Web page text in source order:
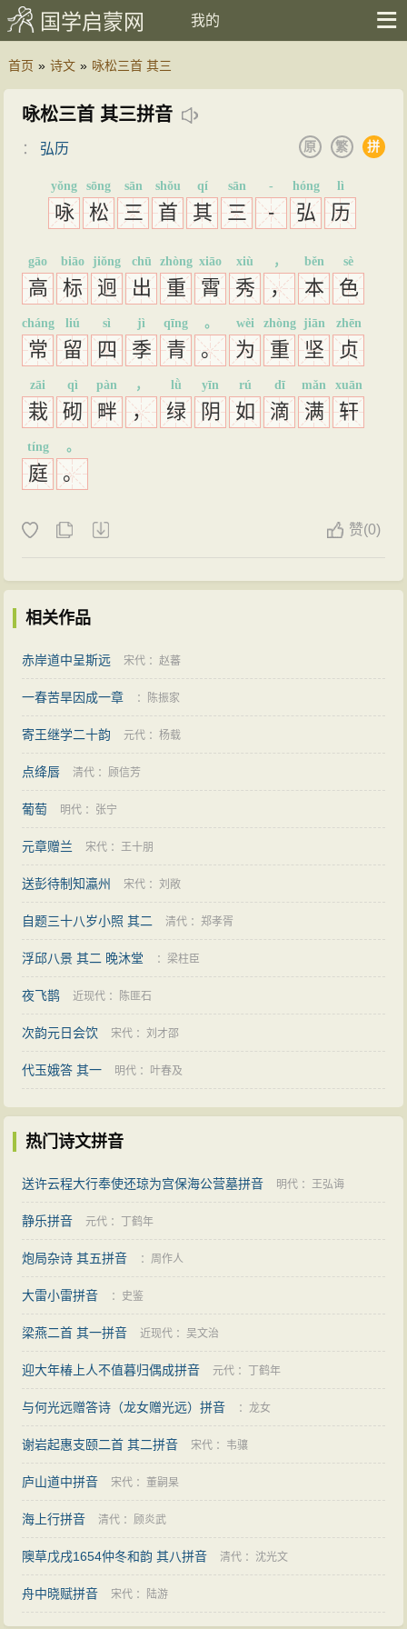
国学启蒙网 我的
首页 » 诗文 » 咏松三首 其三
咏松三首 其三拼音
： 弘历 拼
繁
原
咏
yǒng
松
sōng
三
sān
首
shǒu
其
qí
三
sān
-
-
弘
hóng
历
lì
高
gāo
标
biāo
迥
jiǒng
出
chū
重
zhòng
霄
xiāo
秀
xiù
，
，
本
běn
色
sè
常
cháng
留
liú
四
sì
季
jì
青
qīng
。
。
为
wèi
重
zhòng
坚
jiān
贞
zhēn
栽
zāi
砌
qì
畔
pàn
，
，
绿
lǜ
阴
yīn
如
rú
滴
dī
满
mǎn
轩
xuān
庭
tíng
。
。
赞(0)
相关作品
赤岸道中呈斯远 宋代 ：赵蕃
一春苦旱因成一章 ： 陈振家
寄王继学二十韵 元代 ：杨载
点绛唇 清代 ：顾信芳
葡萄 明代 ： 张宁
元章赠兰 宋代 ：王十朋
送彭待制知瀛州 宋代 ：刘敞
自题三十八岁小照 其二 清代 ：郑孝胥
浮邱八景 其二 晚沐堂 ： 梁柱臣
夜飞鹊 近现代 ： 陈匪石
次韵元日会饮 宋代 ：刘才邵
代玉娥答 其一 明代 ： 叶春及
热门诗文拼音
送许云程大行奉使还琼为宫保海公营墓拼音 明代 ：王弘诲
静乐拼音 元代 ： 丁鹤年
炮局杂诗 其五拼音 ： 周作人
大雷小雷拼音 ： 史鉴
梁燕二首 其一拼音 近现代 ：吴文治
迎大年椿上人不值暮归偶成拼音 元代 ： 丁鹤年
与何光远赠答诗（龙女赠光远）拼音 ：龙女
谢岩起惠支颐二首 其二拼音 宋代 ： 韦骧
庐山道中拼音 宋代 ： 董嗣杲
海上行拼音 清代 ：顾炎武
隩草戊戌1654仲冬和韵 其八拼音 清代 ： 沈光文
舟中晓赋拼音 宋代 ： 陆游